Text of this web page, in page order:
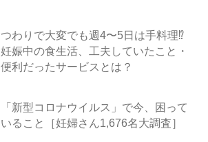
つわりで大変でも週4〜5日は手料理⁉︎
妊娠中の食生活、工夫していたこと・
便利だったサービスとは？
「新型コロナウイルス」で今、困って
いること［妊婦さん1,676名大調査］